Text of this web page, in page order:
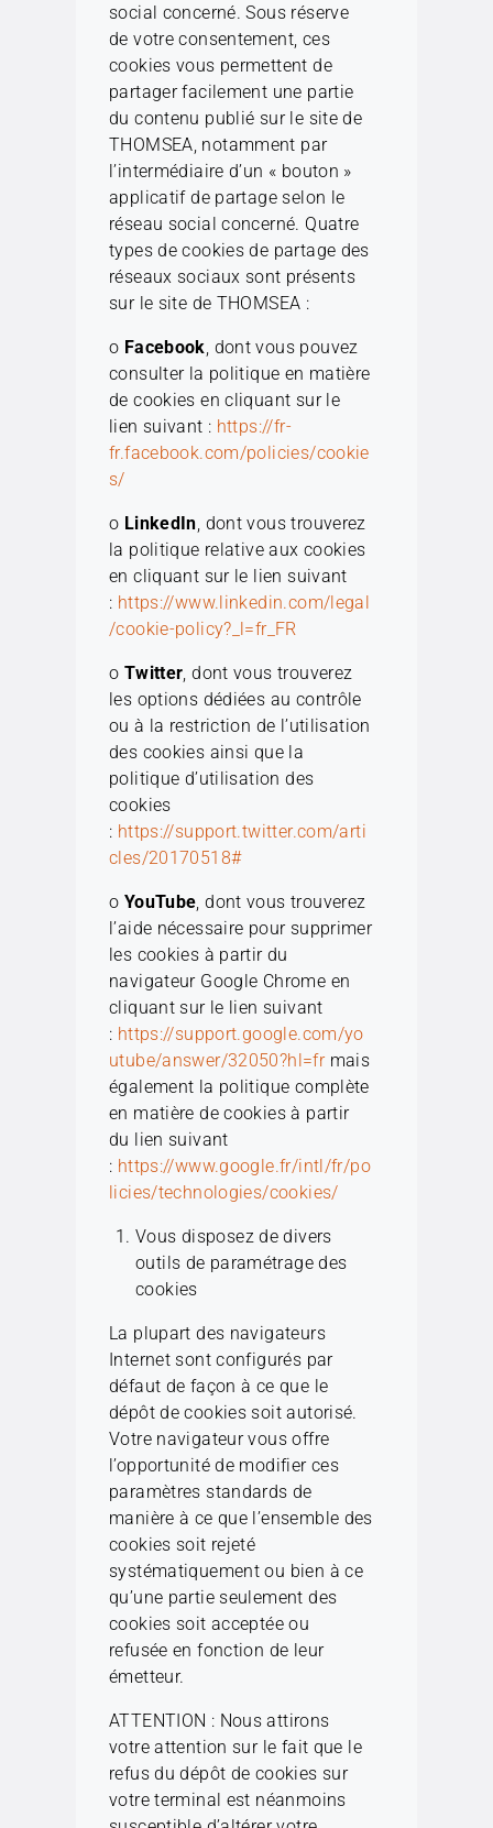
social concerné. Sous réserve
de votre consentement, ces
cookies vous permettent de
partager facilement une partie
du contenu publié sur le site de
THOMSEA, notamment par
l’intermédiaire d’un « bouton »
applicatif de partage selon le
réseau social concerné. Quatre
types de cookies de partage des
réseaux sociaux sont présents
sur le site de THOMSEA :
o Facebook, dont vous pouvez
consulter la politique en matière
de cookies en cliquant sur le
lien suivant : https://fr-
fr.facebook.com/policies/cookie
s/
o LinkedIn, dont vous trouverez
la politique relative aux cookies
en cliquant sur le lien suivant
: https://www.linkedin.com/legal
/cookie-policy?_l=fr_FR
o Twitter, dont vous trouverez
les options dédiées au contrôle
ou à la restriction de l’utilisation
des cookies ainsi que la
politique d’utilisation des
cookies
: https://support.twitter.com/arti
cles/20170518#
o YouTube, dont vous trouverez
l’aide nécessaire pour supprimer
les cookies à partir du
navigateur Google Chrome en
cliquant sur le lien suivant
: https://support.google.com/yo
utube/answer/32050?hl=frmais
également la politique complète
en matière de cookies à partir
du lien suivant
: https://www.google.fr/intl/fr/po
licies/technologies/cookies/
Vous disposez de divers
outils de paramétrage des
cookies
La plupart des navigateurs
Internet sont configurés par
défaut de façon à ce que le
dépôt de cookies soit autorisé.
Votre navigateur vous offre
l’opportunité de modifier ces
paramètres standards de
manière à ce que l’ensemble des
cookies soit rejeté
systématiquement ou bien à ce
qu’une partie seulement des
cookies soit acceptée ou
refusée en fonction de leur
émetteur.
ATTENTION : Nous attirons
votre attention sur le fait que le
refus du dépôt de cookies sur
votre terminal est néanmoins